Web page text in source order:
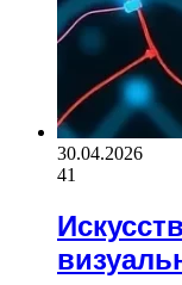
30.04.2026
41